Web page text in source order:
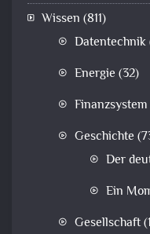
Wissen (811)
Datentechnik
Energie (32)
Finanzsystem
Geschichte
Der
Ein
Gesellschaft